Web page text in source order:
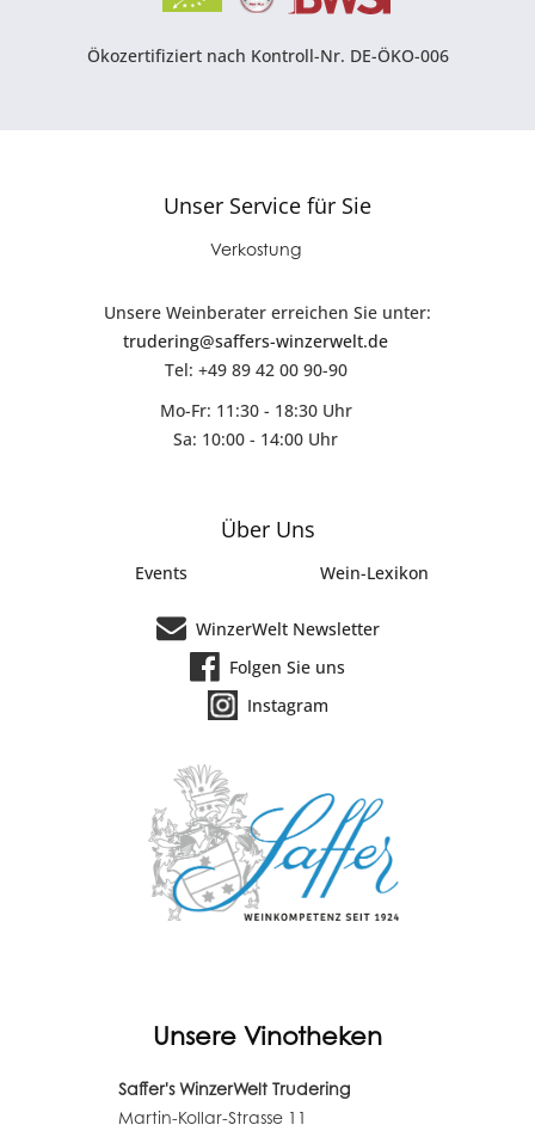
Ökozertifiziert nach Kontroll-Nr. DE-ÖKO-006
Unser Service für Sie
Verkostung
Unsere Weinberater erreichen Sie unter:
trudering@saffers-winzerwelt.de
Tel: +49 89 42 00 90-90
Mo-Fr: 11:30 - 18:30 Uhr
Sa: 10:00 - 14:00 Uhr
Über Uns
Events Wein-Lexikon
WinzerWelt Newsletter
Folgen Sie uns
Instagram
Unsere Vinotheken
Saffer's WinzerWelt Trudering
Martin-Kollar-Strasse 11